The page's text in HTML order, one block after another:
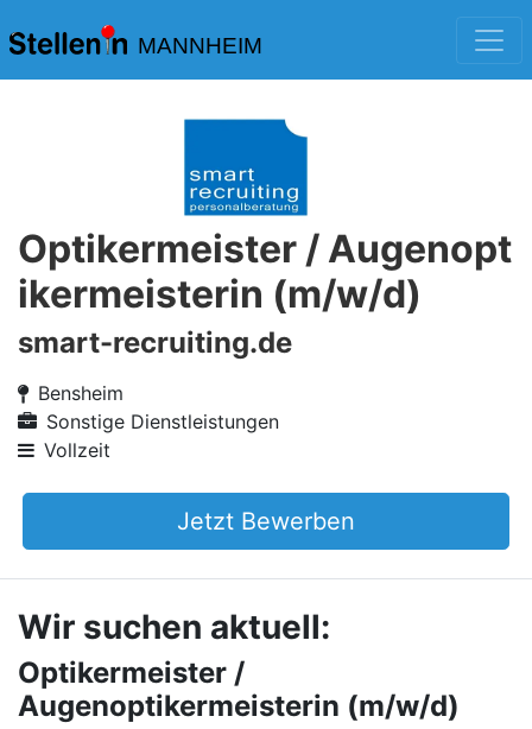
MANNHEIM
Optikermeister / Augenopt
ikermeisterin (m/w/d)
smart-recruiting.de
Bensheim
Sonstige Dienstleistungen
Vollzeit
Jetzt Bewerben
Wir suchen aktuell:
Optikermeister /
Augenoptikermeisterin (m/w/d)